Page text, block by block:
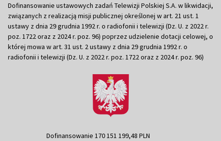
Dofinansowanie ustawowych zadań Telewizji Polskiej S.A. w likwidacji,
związanych z realizacją misji publicznej określonej w art. 21 ust. 1
ustawy z dnia 29 grudnia 1992 r. o radiofonii i telewizji (Dz. U. z 2022 r.
poz. 1722 oraz z 2024 r. poz. 96) poprzez udzielenie dotacji celowej, o
której mowa w art. 31 ust. 2 ustawy z dnia 29 grudnia 1992 r. o
radiofonii i telewizji (Dz. U. z 2022 r. poz. 1722 oraz z 2024 r. poz. 96)
Dofinansowanie 170 151 199,48 PLN